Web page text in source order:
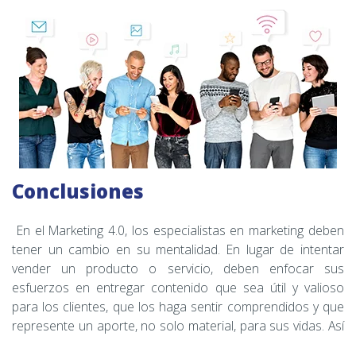
Conclusiones
En el Marketing 4.0, los especialistas en marketing deben
tener un cambio en su mentalidad. En lugar de intentar
vender un producto o servicio, deben enfocar sus
esfuerzos en entregar contenido que sea útil y valioso
para los clientes, que los haga sentir comprendidos y que
represente un aporte, no solo material, para sus vidas. Así